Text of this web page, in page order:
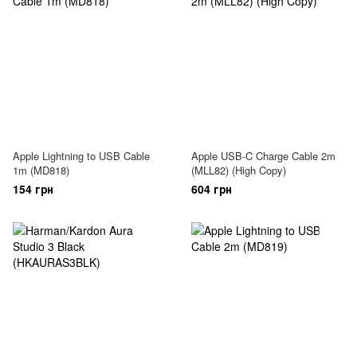
Apple Lightning to USB Cable
1m (MD818)
154 грн
Apple USB-C Charge Cable 2m
(MLL82) (High Copy)
604 грн